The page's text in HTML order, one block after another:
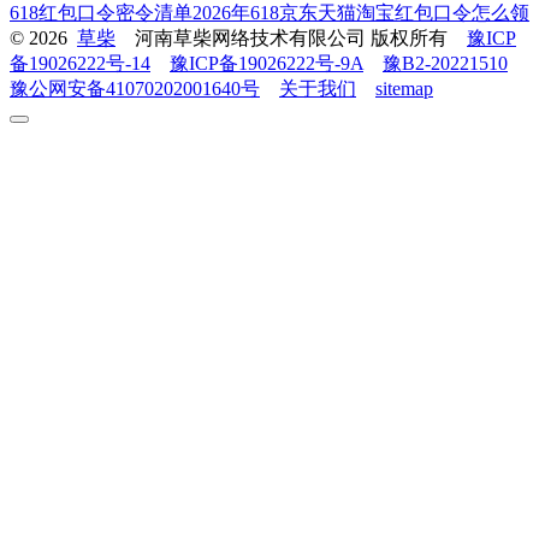
618红包口令密令清单2026年618京东天猫淘宝红包口令怎么领
© 2026 草柴 河南草柴网络技术有限公司 版权所有 豫ICP
备19026222号-14
豫ICP备19026222号-9A
豫B2-20221510
豫公网安备41070202001640号
关于我们 sitemap